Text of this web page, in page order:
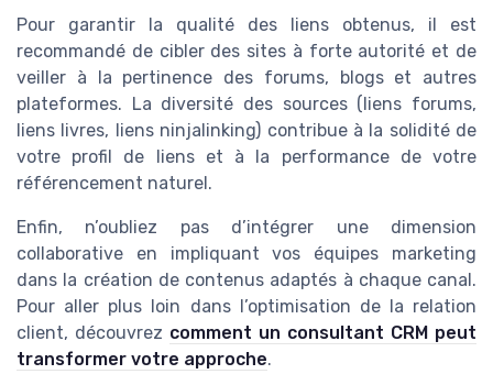
Pour garantir la qualité des liens obtenus, il est
recommandé de cibler des sites à forte autorité et de
veiller à la pertinence des forums, blogs et autres
plateformes. La diversité des sources (liens forums,
liens livres, liens ninjalinking) contribue à la solidité de
votre profil de liens et à la performance de votre
référencement naturel.
Enfin, n’oubliez pas d’intégrer une dimension
collaborative en impliquant vos équipes marketing
dans la création de contenus adaptés à chaque canal.
Pour aller plus loin dans l’optimisation de la relation
client, découvrez comment un consultant CRM peut
transformer votre approche.